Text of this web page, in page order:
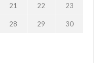
21 22 23
28 29 30